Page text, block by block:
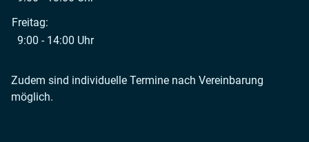
Freitag:
9:00 - 14:00 Uhr
Zudem sind individuelle Termine nach Vereinbarung
möglich.